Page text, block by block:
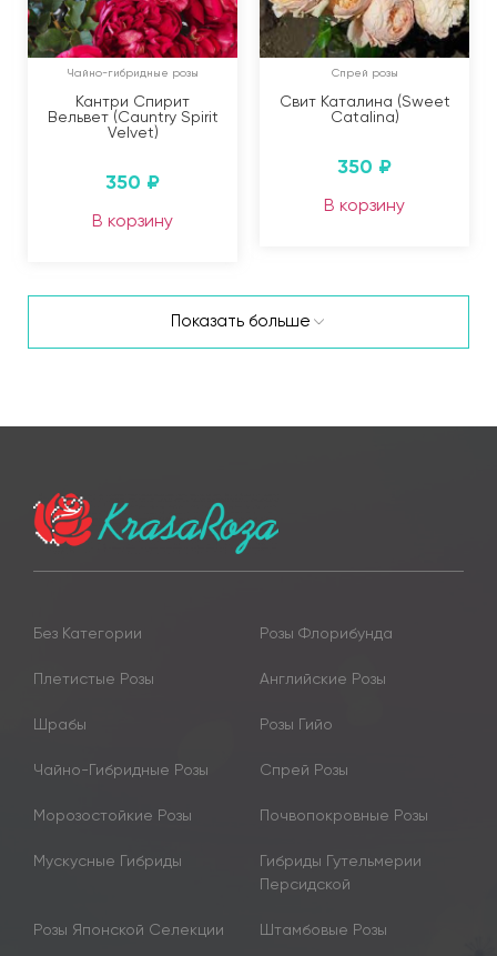
Чайно-гибридные розы
Кантри Спирит
Вельвет (Cauntry Spirit
Velvet)
350 ₽
В корзину
Спрей розы
Свит Каталина (Sweet
Catalina)
350 ₽
В корзину
Показать больше
Без Категории Розы Флорибунда
Плетистые Розы Английские Розы
Шрабы Розы Гийо
Чайно-Гибридные Розы Спрей Розы
Морозостойкие Розы Почвопокровные Розы
Мускусные Гибриды
Гибриды Гутельмерии
Персидской
Розы Японской Селекции Штамбовые Розы